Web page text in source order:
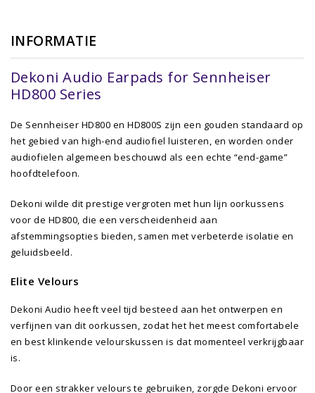
INFORMATIE
Dekoni Audio Earpads for Sennheiser
HD800 Series
De Sennheiser HD800 en HD800S zijn een gouden standaard op
het gebied van high-end audiofiel luisteren, en worden onder
audiofielen algemeen beschouwd als een echte “end-game”
hoofdtelefoon.
Dekoni wilde dit prestige vergroten met hun lijn oorkussens
voor de HD800, die een verscheidenheid aan
afstemmingsopties bieden, samen met verbeterde isolatie en
geluidsbeeld.
Elite Velours
Dekoni Audio heeft veel tijd besteed aan het ontwerpen en
verfijnen van dit oorkussen, zodat het het meest comfortabele
en best klinkende velourskussen is dat momenteel verkrijgbaar
is.
Door een strakker velours te gebruiken, zorgde Dekoni ervoor